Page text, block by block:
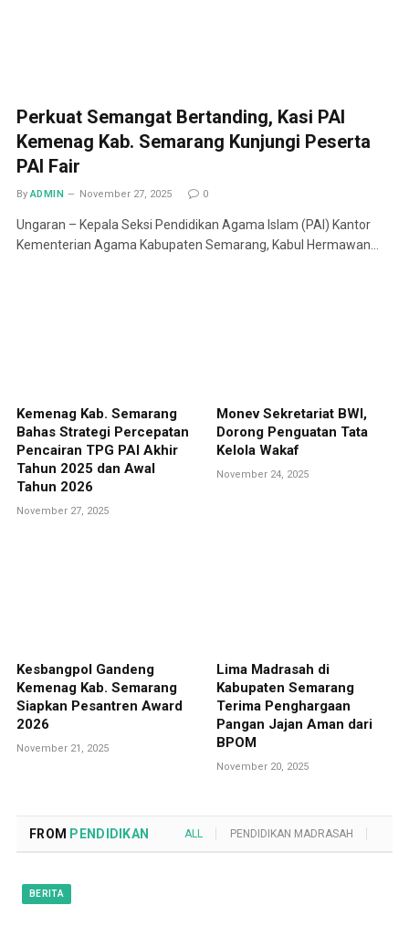
Perkuat Semangat Bertanding, Kasi PAI
Kemenag Kab. Semarang Kunjungi Peserta
PAI Fair
By ADMIN November 27, 2025 0
Ungaran – Kepala Seksi Pendidikan Agama Islam (PAI) Kantor
Kementerian Agama Kabupaten Semarang, Kabul Hermawan…
Kemenag Kab. Semarang
Bahas Strategi Percepatan
Pencairan TPG PAI Akhir
Tahun 2025 dan Awal
Tahun 2026
November 27, 2025
Monev Sekretariat BWI,
Dorong Penguatan Tata
Kelola Wakaf
November 24, 2025
Kesbangpol Gandeng
Kemenag Kab. Semarang
Siapkan Pesantren Award
2026
November 21, 2025
Lima Madrasah di
Kabupaten Semarang
Terima Penghargaan
Pangan Jajan Aman dari
BPOM
November 20, 2025
FROM PENDIDIKAN ALL PENDIDIKAN MADRASAH
BERITA